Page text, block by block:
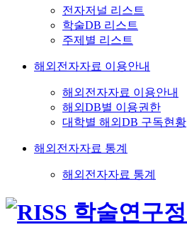
전자저널 리스트
학술DB 리스트
주제별 리스트
해외전자자료 이용안내
해외전자자료 이용안내
해외DB별 이용권한
대학별 해외DB 구독현황
해외전자자료 통계
해외전자자료 통계